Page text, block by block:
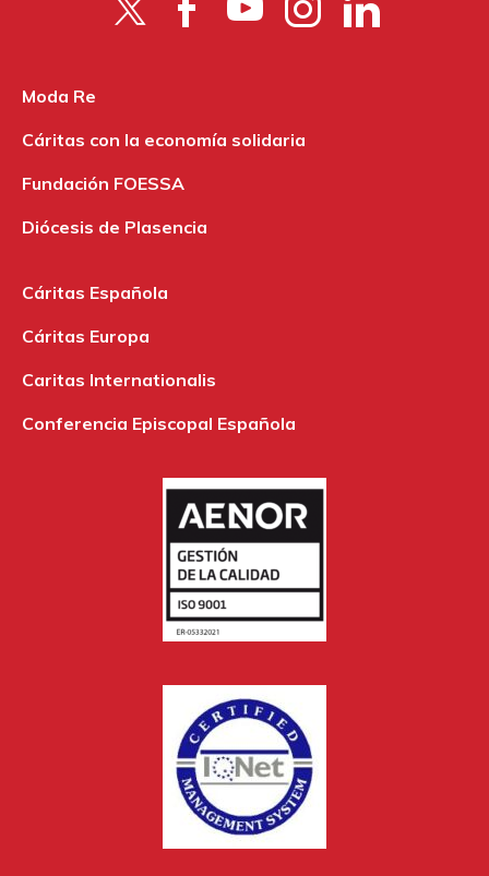
Moda Re
Cáritas con la economía solidaria
Fundación FOESSA
Diócesis de Plasencia
Cáritas Española
Cáritas Europa
Caritas Internationalis
Conferencia Episcopal Española